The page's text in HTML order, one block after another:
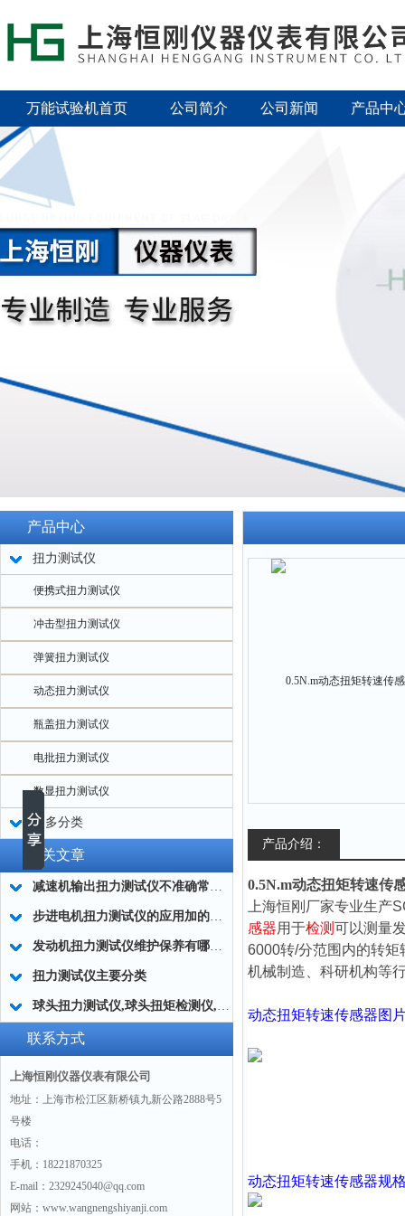
万能试验机首页 公司简介 公司新闻 产品中
产品中心
扭力测试仪
便携式扭力测试仪
冲击型扭力测试仪
弹簧扭力测试仪
动态扭力测试仪
瓶盖扭力测试仪
电批扭力测试仪
数显扭力测试仪
更多分类
相关文章
减速机输出扭力测试仪不准确常用的处理方法
步进电机扭力测试仪的应用加的广泛
发动机扭力测试仪维护保养有哪些分类?
扭力测试仪主要分类
球头扭力测试仪,球头扭矩检测仪,汽车球头旋转扭矩测定仪
联系方式
上海恒刚仪器仪表有限公司
地址：上海市松江区新桥镇九新公路2888号5
号楼
电话：
手机：18221870325
E-mail：2329245040@qq.com
网站：www.wangnengshiyanji.com
产品介绍：
0.5N.m动态扭矩转速传
上海恒刚厂家专业生产
感器用于检测可以测量
6000转/分范围内的转矩
机械制造、科研机构等
动态扭矩转速传感器图
动态扭矩转速传感器规